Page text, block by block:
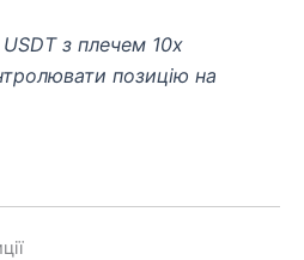
з плечем 10x
позицію на